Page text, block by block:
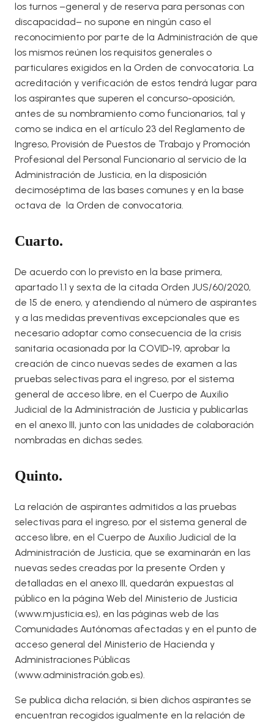
los turnos –general y de reserva para personas con
discapacidad– no supone en ningún caso el
reconocimiento por parte de la Administración de que
los mismos reúnen los requisitos generales o
particulares exigidos en la Orden de convocatoria. La
acreditación y verificación de estos tendrá lugar para
los aspirantes que superen el concurso-oposición,
antes de su nombramiento como funcionarios, tal y
como se indica en el artículo 23 del Reglamento de
Ingreso, Provisión de Puestos de Trabajo y Promoción
Profesional del Personal Funcionario al servicio de la
Administración de Justicia, en la disposición
decimoséptima de las bases comunes y en la base
octava de la Orden de convocatoria.
Cuarto.
De acuerdo con lo previsto en la base primera,
apartado 1.1 y sexta de la citada Orden JUS/60/2020,
de 15 de enero, y atendiendo al número de aspirantes
y a las medidas preventivas excepcionales que es
necesario adoptar como consecuencia de la crisis
sanitaria ocasionada por la COVID-19, aprobar la
creación de cinco nuevas sedes de examen a las
pruebas selectivas para el ingreso, por el sistema
general de acceso libre, en el Cuerpo de Auxilio
Judicial de la Administración de Justicia y publicarlas
en el anexo III, junto con las unidades de colaboración
nombradas en dichas sedes.
Quinto.
La relación de aspirantes admitidos a las pruebas
selectivas para el ingreso, por el sistema general de
acceso libre, en el Cuerpo de Auxilio Judicial de la
Administración de Justicia, que se examinarán en las
nuevas sedes creadas por la presente Orden y
detalladas en el anexo III, quedarán expuestas al
público en la página Web del Ministerio de Justicia
(www.mjusticia.es), en las páginas web de las
Comunidades Autónomas afectadas y en el punto de
acceso general del Ministerio de Hacienda y
Administraciones Públicas
(www.administración.gob.es).
Se publica dicha relación, si bien dichos aspirantes se
encuentran recogidos igualmente en la relación de